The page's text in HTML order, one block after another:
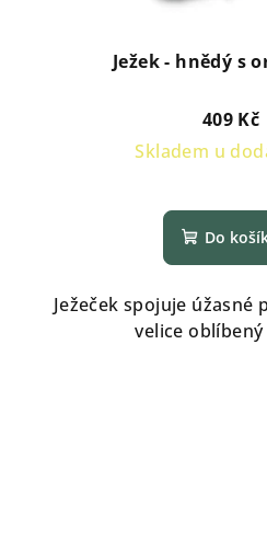
Ježek - hnědý s
409 Kč
Skladem u
Do
Ježeček spojuje úžasné
velice